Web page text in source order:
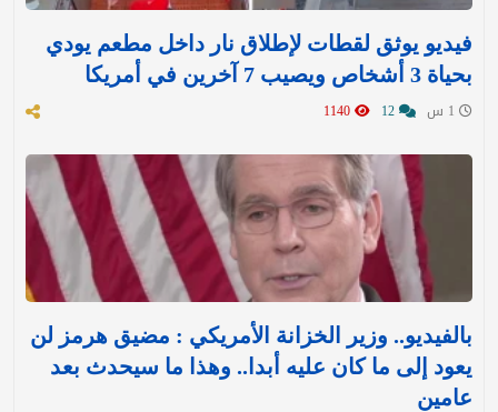
فيديو يوثق لقطات لإطلاق نار داخل مطعم يودي
بحياة 3 أشخاص ويصيب 7 آخرين في أمريكا
بالفيديو.. وزير الخزانة الأمريكي : مضيق هرمز لن
يعود إلى ما كان عليه أبدا.. وهذا ما سيحدث بعد
عامين